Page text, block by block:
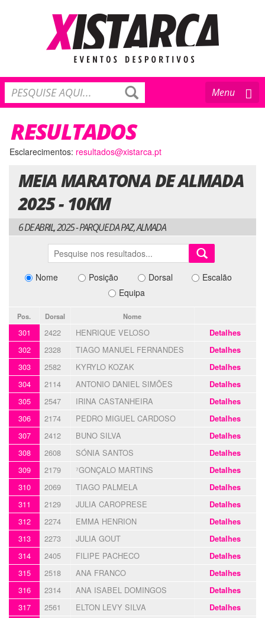
Toggle
navigation
Menu
RESULTADOS
Esclarecimentos: resultados@xistarca.pt
MEIA MARATONA DE ALMADA
2025 - 10KM
6 DE ABRIL, 2025 - PARQUE DA PAZ, ALMADA
Nome Posição Dorsal
Escalão
Equipa
Pos. Dorsal Nome
301 2422 HENRIQUE VELOSO Detalhes
302 2328 TIAGO MANUEL FERNANDES Detalhes
303 2582 KYRYLO KOZAK Detalhes
304 2114 ANTONIO DANIEL SIMÕES Detalhes
305 2547 IRINA CASTANHEIRA Detalhes
306 2174 PEDRO MIGUEL CARDOSO Detalhes
307 2412 BUNO SILVA Detalhes
308 2608 SÓNIA SANTOS Detalhes
309 2179 ⁷GONÇALO MARTINS Detalhes
310 2069 TIAGO PALMELA Detalhes
311 2129 JULIA CAROPRESE Detalhes
312 2274 EMMA HENRION Detalhes
313 2273 JULIA GOUT Detalhes
314 2405 FILIPE PACHECO Detalhes
315 2518 ANA FRANCO Detalhes
316 2314 ANA ISABEL DOMINGOS Detalhes
317 2561 ELTON LEVY SILVA Detalhes